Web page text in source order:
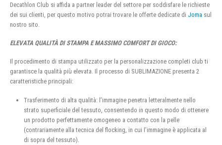
Decathlon Club si affida a partner leader del settore per soddisfare le richieste
dei sui clienti, per questo motivo potrai trovare le offerte dedicate di Joma sul
nostro sito.
ELEVATA QUALITÀ DI STAMPA E MASSIMO COMFORT DI GIOCO:
Il procedimento di stampa utilizzato per la personalizzazione completi club ti
garantisce la qualità più elevata. Il processo di SUBLIMAZIONE presenta 2
caratteristiche principali:
Trasferimento di alta qualità: l’immagine penetra letteralmente nello
strato superficiale del tessuto, consentendo in questo modo di ottenere
un prodotto perfettamente omogeneo a contatto con la pelle
(contrariamente alla tecnica del flocking, in cui l’immagine è applicata al
di sopra del tessuto).